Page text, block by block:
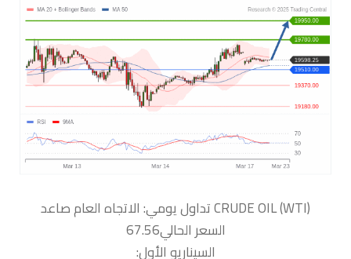
السعر الحالي67.56
السيناريو الأول: